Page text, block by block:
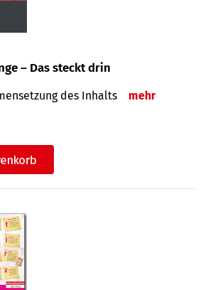
– Das steckt drin
des Inhalts mehr